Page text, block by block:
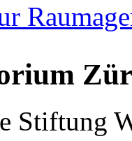
Stiftung